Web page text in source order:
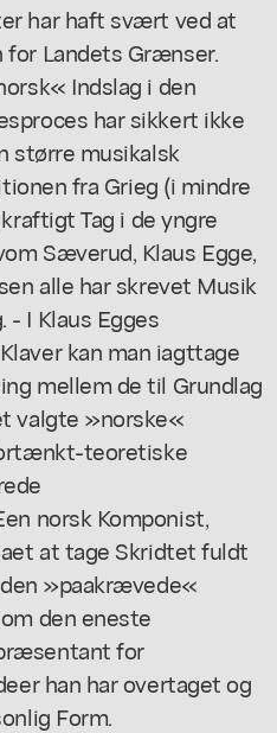
har haft svært ved at
Landets Grænser.
Indslag i den
har sikkert ikke
større musikalsk
fra Grieg (i mindre
Tag i de yngre
Sæverud, Klaus Egge,
alle har skrevet Musik
I Klaus Egges
kan man iagttage
mellem de til Grundlag
valgte »norske«
teoretiske
norsk Komponist,
at tage Skridtet fuldt
»paakrævede«
den eneste
for
han har overtaget og
Form.